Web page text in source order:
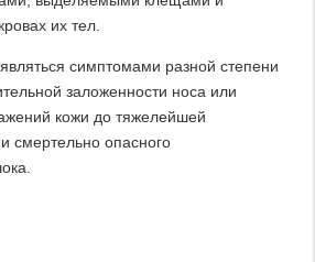
их тел.
симптомами разной степени
заложенности носа или
кожи до тяжелейшей
смертельно опасного